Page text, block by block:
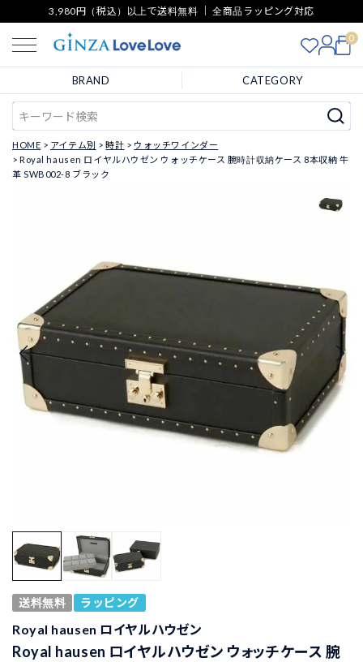
3,980円（税込）以上で送料無料 ｜ 全商品ラッピング対応
0
BRAND CATEGORY
HOME アイテム別 時計
ウォッチワインダー
Royal hausen ロイヤルハウゼン ウォッチケース 腕時計収納ケース 8本収納 牛
革 SWB002-8 ブラック
送料無料 ラッピング
Royal hausen ロイヤルハウゼン
Royal hausen ロイヤルハウゼン ウォッチケース 腕